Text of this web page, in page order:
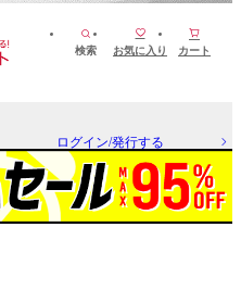
検索 お気に入り カート
ログイン/発行する